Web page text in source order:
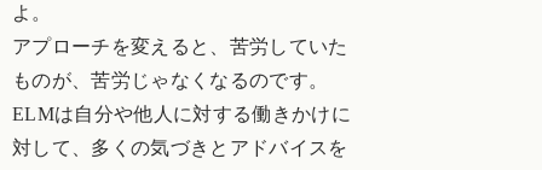
よ。
アプローチを変えると、苦労していた
ものが、苦労じゃなくなるのです。
ELMは自分や他人に対する働きかけに
対して、多くの気づきとアドバイスを